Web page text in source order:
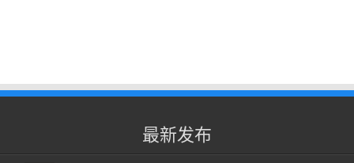
最新发布